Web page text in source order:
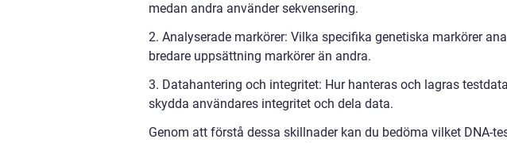
medan andra använder sekvensering.
2. Analyserade markörer: Vilka specifika genetiska markörer
bredare uppsättning markörer än andra.
3. Datahantering och integritet: Hur hanteras och lagras
skydda användares integritet och dela data.
Genom att förstå dessa skillnader kan du bedöma vilket DNA-